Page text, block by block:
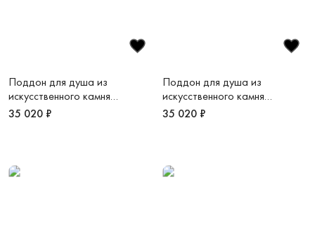
Поддон для душа из
искусственного камня
1000х1200х25 белый
35 020 ₽
Поддон для душа из
искусственного камня
1000х1200х25 серый VST-
35 020 ₽